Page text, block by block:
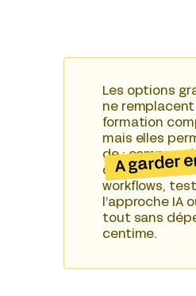
Les options
ne remplacent
formation
mais elles
de :
construire vos
workflows,
l’approche IA
tout sans
centime.
A garder